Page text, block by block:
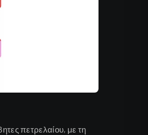
πετρελαίου, με τη